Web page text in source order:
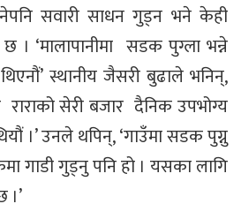
सवारी साधन गुड्न भने केही
। ‘मालापानीमा सडक पुग्ला भन्ने
स्थानीय जैसरी बुढाले भनिन्,
राराको सेरी बजार दैनिक उपभोग्य
।’ उनले थपिन्, ‘गाउँमा सडक पुग्नु
गाडी गुड्नु पनि हो । यसका लागि